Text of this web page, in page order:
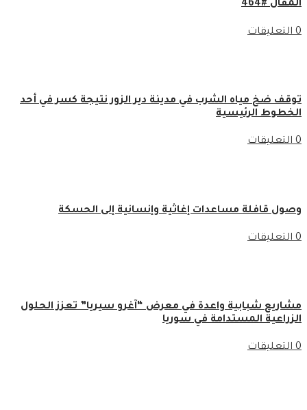
المقال #464
0 التعليقات
توقف ضخ مياه الشرب في مدينة دير الزور نتيجة كسر في أحد
الخطوط الرئيسية
0 التعليقات
وصول قافلة مساعدات إغاثية وإنسانية إلى الحسكة
0 التعليقات
مشاريع شبابية واعدة في معرض “آغرو سيريا” تعزز الحلول
الزراعية المستدامة في سوريا
0 التعليقات